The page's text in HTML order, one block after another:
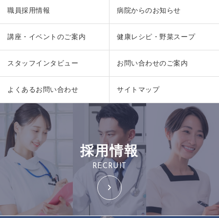
職員採用情報 病院からのお知らせ
講座・イベントのご案内 健康レシピ・野菜スープ
スタッフインタビュー お問い合わせのご案内
よくあるお問い合わせ サイトマップ
採用情報
RECRUIT